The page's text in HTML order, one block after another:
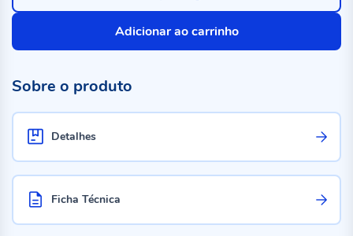
Adicionar ao carrinho
Sobre o produto
Detalhes
Ficha Técnica